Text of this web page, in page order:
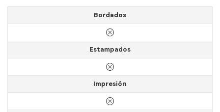
Bordados
Estampados
Impresión